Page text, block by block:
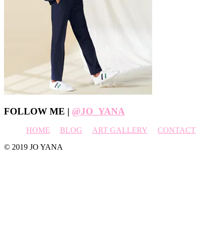
Footer
FOLLOW ME | @JO_YANA
HOME BLOG ART GALLERY
CONTACT
© 2019 JO YANA